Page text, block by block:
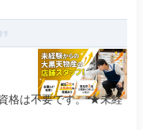
格は不要です。 ★未経